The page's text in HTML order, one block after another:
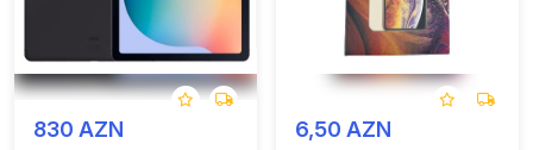
830 AZN 6,50 AZN